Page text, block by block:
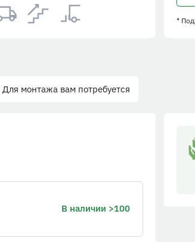
*
Для монтажа вам потребуется
В наличии >100